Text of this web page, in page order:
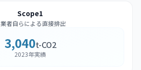
Scope1
者自らによる直接排出
3,040t-CO2
2023年実績